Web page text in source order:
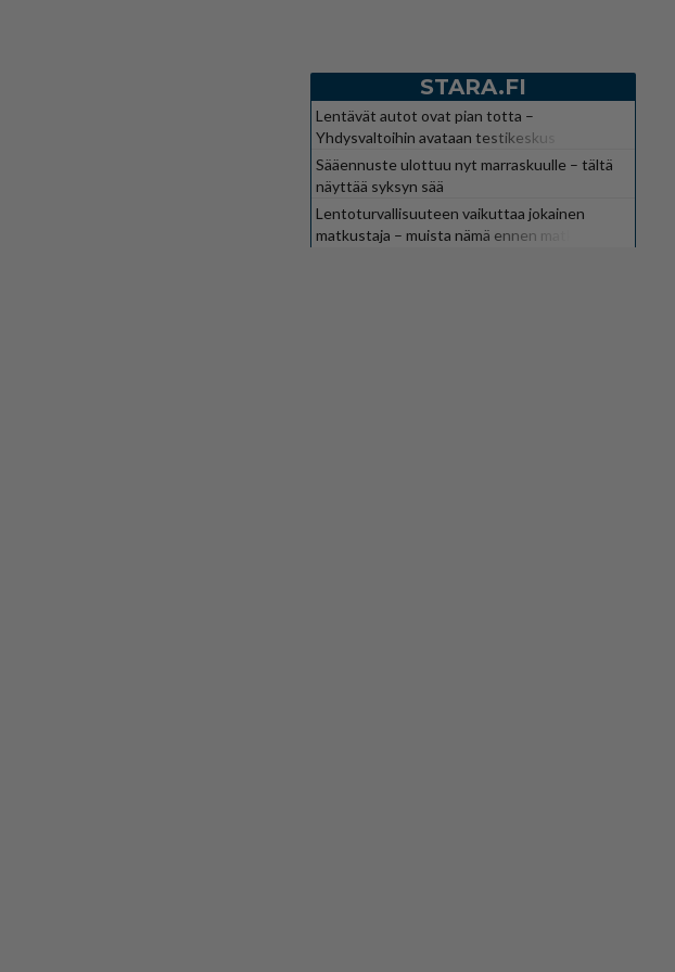
STARA.FI
Lentävät autot ovat pian totta –
Yhdysvaltoihin avataan testikeskus
Sääennuste ulottuu nyt marraskuulle – tältä
näyttää syksyn sää
Lentoturvallisuuteen vaikuttaa jokainen
matkustaja – muista nämä ennen matkaa